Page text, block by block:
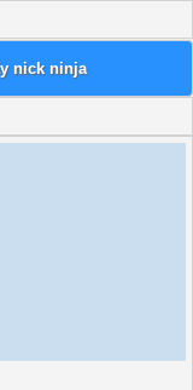
nick ninja